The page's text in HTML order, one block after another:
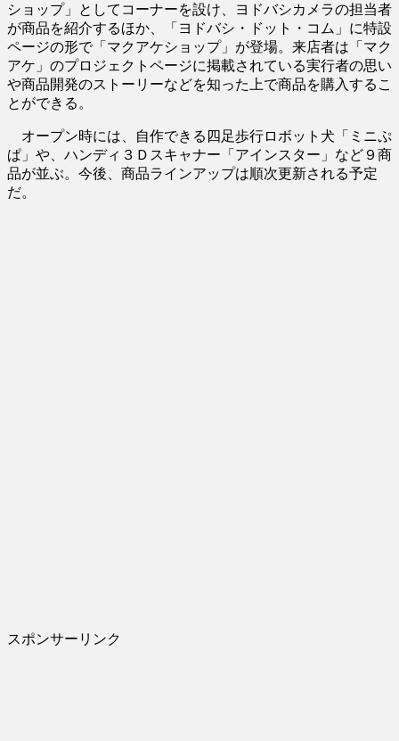
ショップ」としてコーナーを設け、ヨドバシカメラの担当者
が商品を紹介するほか、「ヨドバシ・ドット・コム」に特設
ページの形で「マクアケショップ」が登場。来店者は「マク
アケ」のプロジェクトページに掲載されている実行者の思い
や商品開発のストーリーなどを知った上で商品を購入するこ
とができる。
オープン時には、自作できる四足歩行ロボット犬「ミニぷ
ぱ」や、ハンディ３Ｄスキャナー「アインスター」など９商
品が並ぶ。今後、商品ラインアップは順次更新される予定
だ。
スポンサーリンク